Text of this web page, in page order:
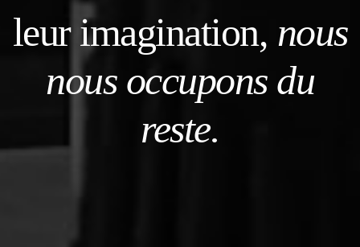
leur imagination, nous
nous occupons du
reste.